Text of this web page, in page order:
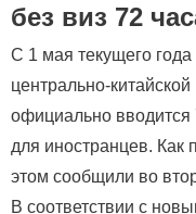
без виз 72
С 1 мая текущего
центрально-
официально
для иностранцев. Как
этом сообщили во
В соответствии с